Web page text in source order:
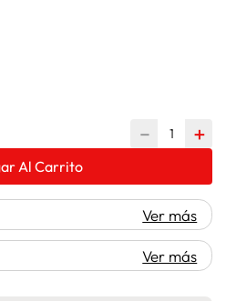
＋
－
Al Carrito
Ver más
Ver más